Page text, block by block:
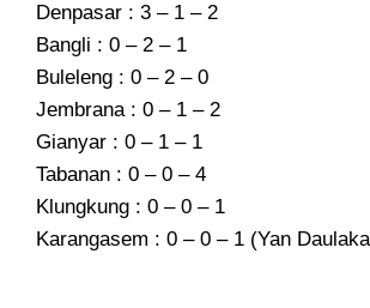
Denpasar : 3 – 1 – 2
Bangli : 0 – 2 – 1
Buleleng : 0 – 2 – 0
Jembrana : 0 – 1 – 2
Gianyar : 0 – 1 – 1
Tabanan : 0 – 0 – 4
Klungkung : 0 – 0 – 1
Karangasem : 0 – 0 – 1 (Yan